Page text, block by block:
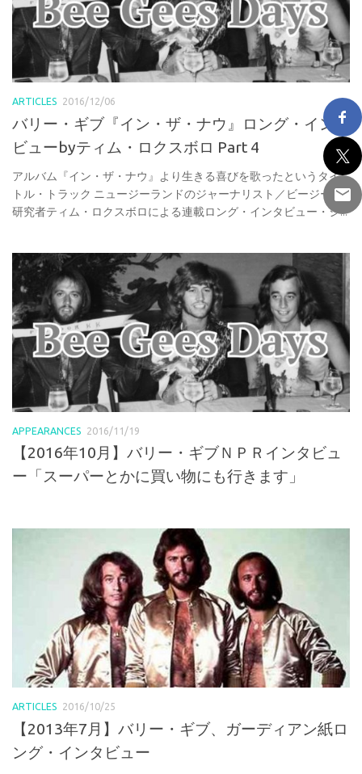
ARTICLES 2016/12/06
バリー・ギブ『イン・ザ・ナウ』ロング・インタ
ビューbyティム・ロクスボロ Part 4
アルバム『イン・ザ・ナウ』より生きる喜びを歌ったというタイ
トル・トラック ニュージーランドのジャーナリスト／ビージーズ
研究者ティム・ロクスボロによる連載ロング・インタビュー・シ...
APPEARANCES 2016/11/19
【2016年10月】バリー・ギブＮＰＲインタビュ
ー「スーパーとかに買い物にも行きます」
ARTICLES 2016/10/25
【2013年7月】バリー・ギブ、ガーディアン紙ロ
ング・インタビュー